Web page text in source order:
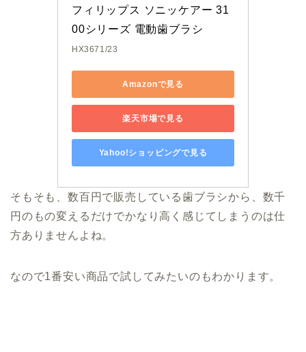
フィリップス ソニッケアー 31
00シリーズ 電動歯ブラシ
HX3671/23
Amazonで見る
楽天市場で見る
Yahoo!ショッピングで見る
そもそも、数百円で販売している歯ブラシから、数千
円のもの変えるだけでかなり高く感じてしまうのは仕
方ありませんよね。
なので1番安い商品で試してみたいのもわかります。